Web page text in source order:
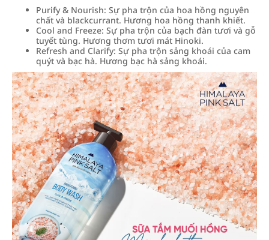
Purify & Nourish: Sự pha trộn của hoa hồng nguyên
chất và blackcurrant. Hương hoa hồng thanh khiết.
Cool and Freeze: Sự pha trộn của bạch đàn tươi và gỗ
tuyết tùng. Hương thơm tươi mát Hinoki.
Refresh and Clarify: Sự pha trộn sảng khoái của cam
quýt và bạc hà. Hương bạc hà sảng khoái.